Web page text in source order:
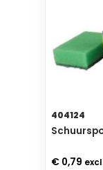
404124
€ 0,79